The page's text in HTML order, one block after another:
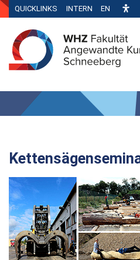
QUICKLINKS INTERN EN